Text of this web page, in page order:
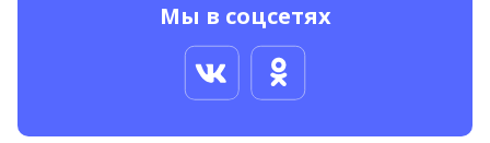
Мы в соцсетях